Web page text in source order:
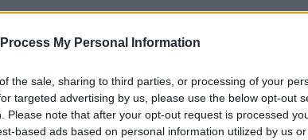
My Personal Information
the sale, sharing to third parties, or processing of your
targeted advertising by us, please use the below opt-out
Please note that after your opt-out request is processed
based ads based on personal information utilized by us
μας στοYouTube